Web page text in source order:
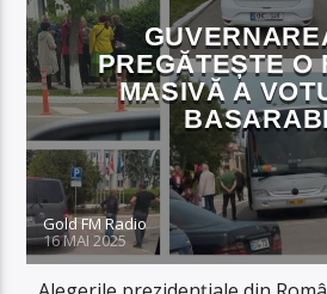
PREGĂTEȘTE O
MASIVĂ A
Gold FM Radio
16 MAI 2025